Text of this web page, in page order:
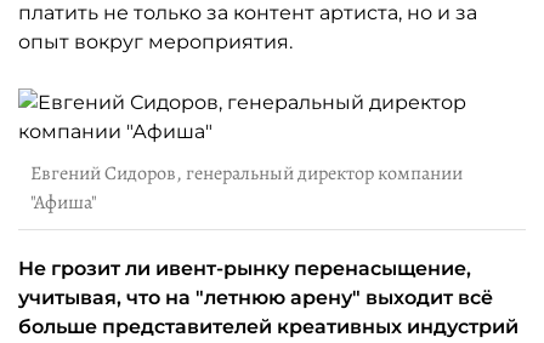
платить не только за контент артиста, но и за
опыт вокруг мероприятия.
Евгений Сидоров, генеральный директор компании
"Афиша"
Не грозит ли ивент-рынку перенасыщение,
учитывая, что на "летнюю арену" выходит всё
больше представителей креативных индустрий